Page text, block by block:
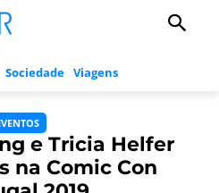
Sociedade Viagens
e Tricia Helfer
na Comic Con